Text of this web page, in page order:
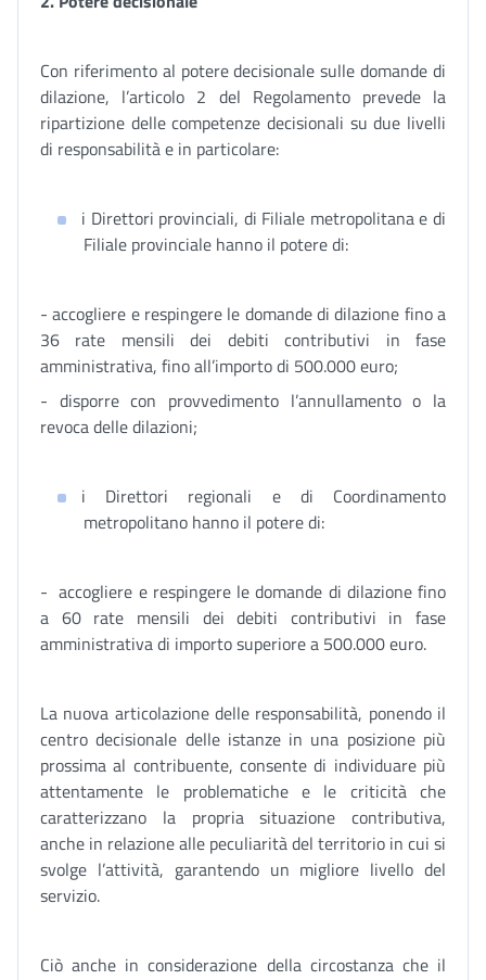
Con riferimento al potere decisionale sulle domande di
dilazione, l’articolo 2 del Regolamento prevede la
ripartizione delle competenze decisionali su due livelli
di responsabilità e in particolare:
i Direttori provinciali, di Filiale metropolitana e di
Filiale provinciale hanno il potere di:
- accogliere e respingere le domande di dilazione fino a
36 rate mensili dei debiti contributivi in fase
amministrativa, fino all’importo di 500.000 euro;
- disporre con provvedimento l’annullamento o la
revoca delle dilazioni;
i Direttori regionali e di Coordinamento
metropolitano hanno il potere di:
- accogliere e respingere le domande di dilazione fino
a 60 rate mensili dei debiti contributivi in fase
amministrativa di importo superiore a 500.000 euro.
La nuova articolazione delle responsabilità, ponendo il
centro decisionale delle istanze in una posizione più
prossima al contribuente, consente di individuare più
attentamente le problematiche e le criticità che
caratterizzano la propria situazione contributiva,
anche in relazione alle peculiarità del territorio in cui si
svolge l’attività, garantendo un migliore livello del
servizio.
Ciò anche in considerazione della circostanza che il